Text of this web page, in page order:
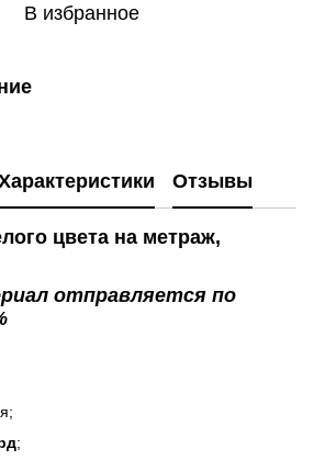
В избранное
Отзывы
цвета на метраж,
отправляется по
;